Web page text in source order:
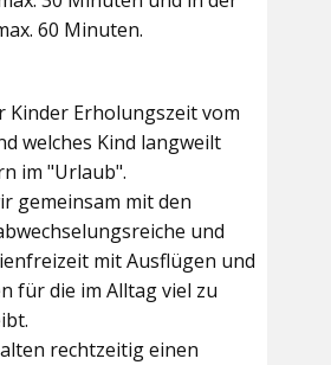
60 Minuten.
Kinder Erholungszeit vom
welches Kind langweilt
im "Urlaub".
gemeinsam mit den
und
mit Ausflügen und
für die im Alltag viel zu
rechtzeitig einen